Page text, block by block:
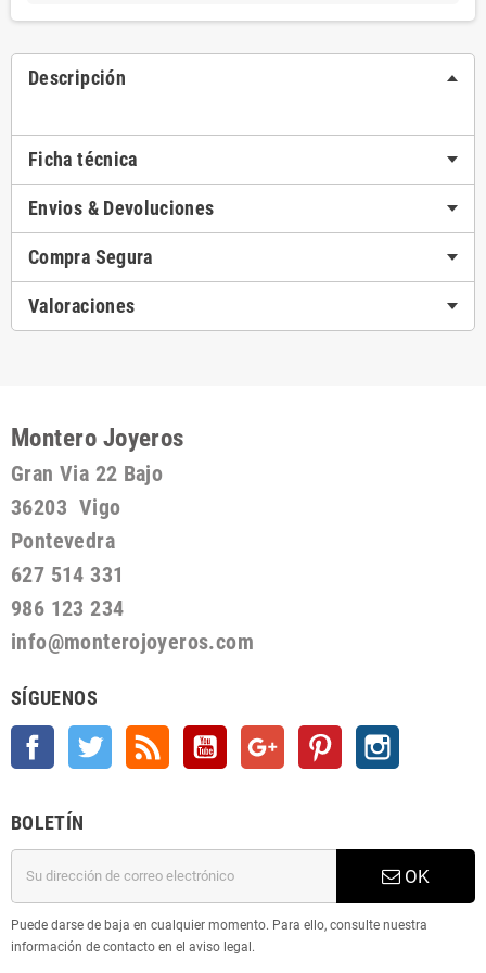
Descripción
Ficha técnica
Envios & Devoluciones
Compra Segura
Valoraciones
Montero Joyeros
Gran Via 22 Bajo
36203 Vigo
Pontevedra
627 514 331
986 123 234
info@monterojoyeros.com
SÍGUENOS
Facebook Twitter YouTube Google + Pinterest
BOLETÍN
OK
Puede darse de baja en cualquier momento. Para ello, consulte nuestra
información de contacto en el aviso legal.